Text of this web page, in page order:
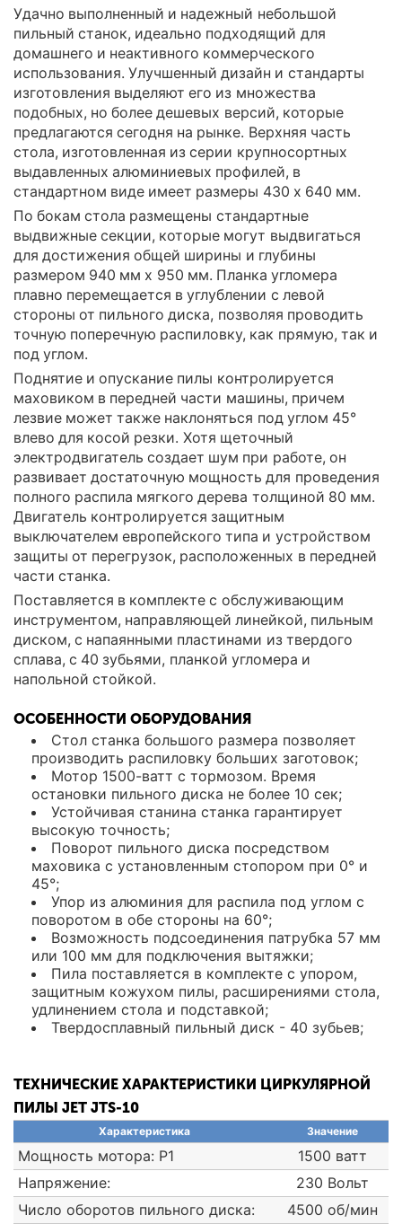
Удачно выполненный и надежный небольшой
пильный станок, идеально подходящий для
домашнего и неактивного коммерческого
использования. Улучшенный дизайн и стандарты
изготовления выделяют его из множества
подобных, но более дешевых версий, которые
предлагаются сегодня на рынке. Верхняя часть
стола, изготовленная из серии крупносортных
выдавленных алюминиевых профилей, в
стандартном виде имеет размеры 430 х 640 мм.
По бокам стола размещены стандартные
выдвижные секции, которые могут выдвигаться
для достижения общей ширины и глубины
размером 940 мм х 950 мм. Планка угломера
плавно перемещается в углублении с левой
стороны от пильного диска, позволяя проводить
точную поперечную распиловку, как прямую, так и
под углом.
Поднятие и опускание пилы контролируется
маховиком в передней части машины, причем
лезвие может также наклоняться под углом 45°
влево для косой резки. Хотя щеточный
электродвигатель создает шум при работе, он
развивает достаточную мощность для проведения
полного распила мягкого дерева толщиной 80 мм.
Двигатель контролируется защитным
выключателем европейского типа и устройством
защиты от перегрузок, расположенных в передней
части станка.
Поставляется в комплекте с обслуживающим
инструментом, направляющей линейкой, пильным
диском, с напаянными пластинами из твердого
сплава, с 40 зубьями, планкой угломера и
напольной стойкой.
ОСОБЕННОСТИ ОБОРУДОВАНИЯ
Стол станка большого размера позволяет
производить распиловку больших заготовок;
Мотор 1500-ватт с тормозом. Время
остановки пильного диска не более 10 сек;
Устойчивая станина станка гарантирует
высокую точность;
Поворот пильного диска посредством
маховика с установленным стопором при 0° и
45°;
Упор из алюминия для распила под углом с
поворотом в обе стороны на 60°;
Возможность подсоединения патрубка 57 мм
или 100 мм для подключения вытяжки;
Пила поставляется в комплекте с упором,
защитным кожухом пилы, расширениями стола,
удлинением стола и подставкой;
Твердосплавный пильный диск - 40 зубьев;
ТЕХНИЧЕСКИЕ ХАРАКТЕРИСТИКИ ЦИРКУЛЯРНОЙ
ПИЛЫ JET JTS-10
Характеристика Значение
Мощность мотора: P1
1500 ватт
Напряжение:
230 Вольт
Число оборотов пильного диска:
4500 об/мин